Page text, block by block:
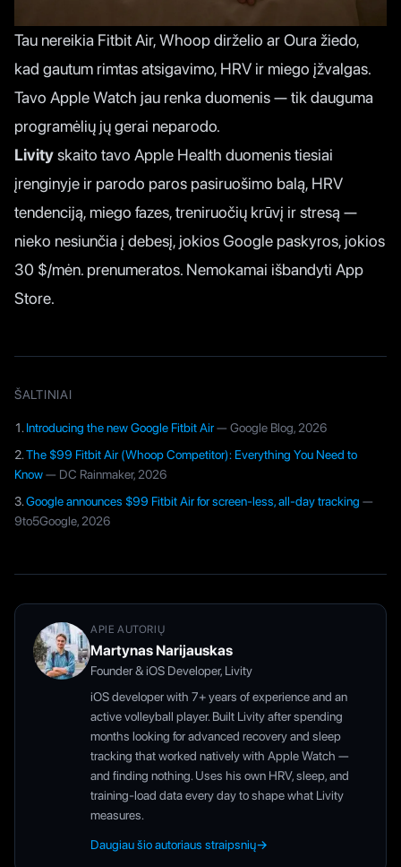
Tau nereikia Fitbit Air, Whoop dirželio ar Oura žiedo,
kad gautum rimtas atsigavimo, HRV ir miego įžvalgas.
Tavo Apple Watch jau renka duomenis — tik dauguma
programėlių jų gerai neparodo.
Livityskaito tavo Apple Health duomenis tiesiai
įrenginyje ir parodo paros pasiruošimo balą, HRV
tendenciją, miego fazes, treniruočių krūvį ir stresą —
nieko nesiunčia į debesį, jokios Google paskyros, jokios
30 $/mėn. prenumeratos. Nemokamai išbandyti App
Store.
ŠALTINIAI
Introducing the new Google Fitbit Air— Google Blog, 2026
The $99 Fitbit Air (Whoop Competitor): Everything You Need to
Know— DC Rainmaker, 2026
Google announces $99 Fitbit Air for screen-less, all-day tracking —
9to5Google, 2026
APIE AUTORIŲ
Martynas Narijauskas
Founder & iOS Developer, Livity
iOS developer with 7+ years of experience and an
active volleyball player. Built Livity after spending
months looking for advanced recovery and sleep
tracking that worked natively with Apple Watch —
and finding nothing. Uses his own HRV, sleep, and
training-load data every day to shape what Livity
measures.
Daugiau šio autoriaus straipsnių→